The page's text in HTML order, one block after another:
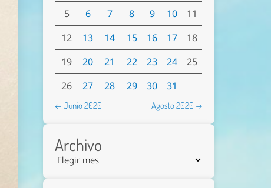
5
6 7 8 9 10
11
12
13 14 15 16 17
18
19
20 21 22 23 24
25
26
27 28 29 30 31
← Junio 2020 Agosto 2020 →
Archivo